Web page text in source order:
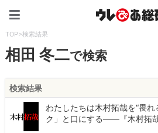
TOP>検索結果
相田 冬二で検索
検索結果
わたしたちは木村拓哉を“畏れ
ク」と口にする――『木村拓